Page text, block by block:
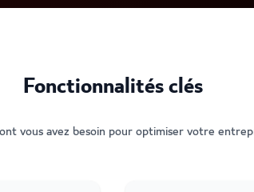
Fonctionnalités clés
vous avez besoin pour optimiser votre